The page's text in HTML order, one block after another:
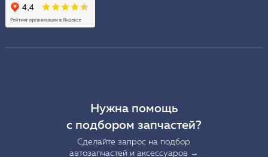
Нужна помощь
с подбором запчастей?
Сделайте запрос на подбор
автозапчастей и аксессуаров →